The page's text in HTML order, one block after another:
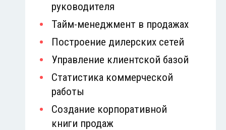
руководителя
Тайм-менеджмент в продажах
Построение дилерских сетей
Управление клиентской базой
Статистика коммерческой
работы
Создание корпоративной
книги продаж